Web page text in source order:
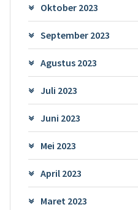
Oktober 2023
September 2023
Agustus 2023
Juli 2023
Juni 2023
Mei 2023
April 2023
Maret 2023